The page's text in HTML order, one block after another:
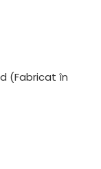
(Fabricat în